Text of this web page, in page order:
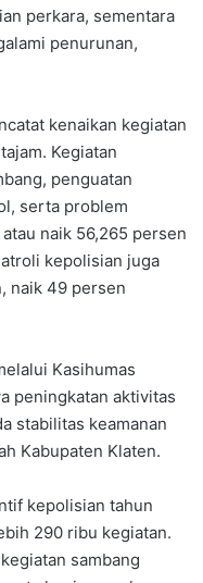
perkara, sementara
penurunan,
kenaikan kegiatan
Kegiatan
penguatan
serta problem
naik 56,265 persen
kepolisian juga
naik 49 persen
Kasihumas
peningkatan aktivitas
stabilitas keamanan
Kabupaten Klaten.
kepolisian tahun
290 ribu kegiatan.
sambang